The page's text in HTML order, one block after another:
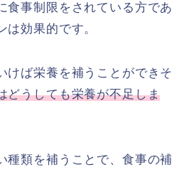
食事制限をされている方であ
効果的です。
けば栄養を補うことができそ
どうしても栄養が不足しま
種類を補うことで、食事の補